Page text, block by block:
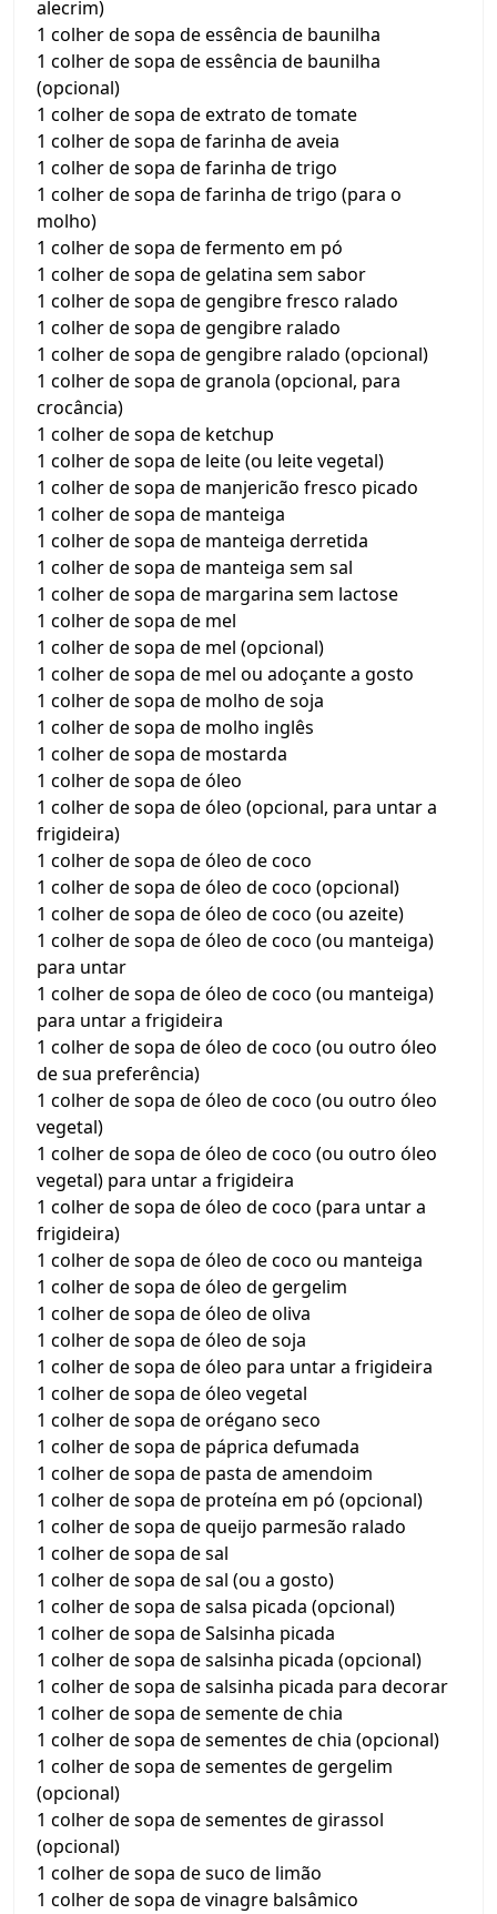
alecrim)
1 colher de sopa de essência de baunilha
1 colher de sopa de essência de baunilha
(opcional)
1 colher de sopa de extrato de tomate
1 colher de sopa de farinha de aveia
1 colher de sopa de farinha de trigo
1 colher de sopa de farinha de trigo (para o
molho)
1 colher de sopa de fermento em pó
1 colher de sopa de gelatina sem sabor
1 colher de sopa de gengibre fresco ralado
1 colher de sopa de gengibre ralado
1 colher de sopa de gengibre ralado (opcional)
1 colher de sopa de granola (opcional, para
crocância)
1 colher de sopa de ketchup
1 colher de sopa de leite (ou leite vegetal)
1 colher de sopa de manjericão fresco picado
1 colher de sopa de manteiga
1 colher de sopa de manteiga derretida
1 colher de sopa de manteiga sem sal
1 colher de sopa de margarina sem lactose
1 colher de sopa de mel
1 colher de sopa de mel (opcional)
1 colher de sopa de mel ou adoçante a gosto
1 colher de sopa de molho de soja
1 colher de sopa de molho inglês
1 colher de sopa de mostarda
1 colher de sopa de óleo
1 colher de sopa de óleo (opcional, para untar a
frigideira)
1 colher de sopa de óleo de coco
1 colher de sopa de óleo de coco (opcional)
1 colher de sopa de óleo de coco (ou azeite)
1 colher de sopa de óleo de coco (ou manteiga)
para untar
1 colher de sopa de óleo de coco (ou manteiga)
para untar a frigideira
1 colher de sopa de óleo de coco (ou outro óleo
de sua preferência)
1 colher de sopa de óleo de coco (ou outro óleo
vegetal)
1 colher de sopa de óleo de coco (ou outro óleo
vegetal) para untar a frigideira
1 colher de sopa de óleo de coco (para untar a
frigideira)
1 colher de sopa de óleo de coco ou manteiga
1 colher de sopa de óleo de gergelim
1 colher de sopa de óleo de oliva
1 colher de sopa de óleo de soja
1 colher de sopa de óleo para untar a frigideira
1 colher de sopa de óleo vegetal
1 colher de sopa de orégano seco
1 colher de sopa de páprica defumada
1 colher de sopa de pasta de amendoim
1 colher de sopa de proteína em pó (opcional)
1 colher de sopa de queijo parmesão ralado
1 colher de sopa de sal
1 colher de sopa de sal (ou a gosto)
1 colher de sopa de salsa picada (opcional)
1 colher de sopa de Salsinha picada
1 colher de sopa de salsinha picada (opcional)
1 colher de sopa de salsinha picada para decorar
1 colher de sopa de semente de chia
1 colher de sopa de sementes de chia (opcional)
1 colher de sopa de sementes de gergelim
(opcional)
1 colher de sopa de sementes de girassol
(opcional)
1 colher de sopa de suco de limão
1 colher de sopa de vinagre balsâmico